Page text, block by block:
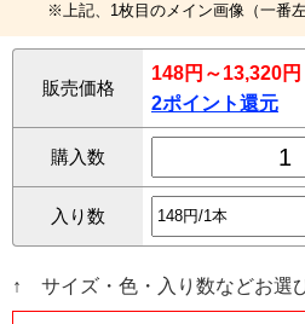
※上記、1枚目のメイン画像（一番
販売価格
148円～13,320円
2ポイント還元
購入数
入り数
↑ サイズ・色・入り数などお選